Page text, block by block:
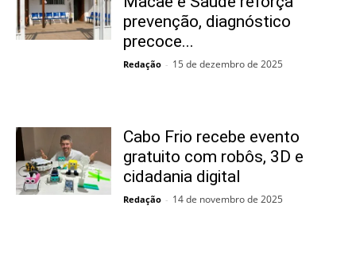
prevenção, diagnóstico
precoce...
Redação - 15 de dezembro de 2025
Cabo Frio recebe evento
gratuito com robôs, 3D e
cidadania digital
Redação - 14 de novembro de 2025